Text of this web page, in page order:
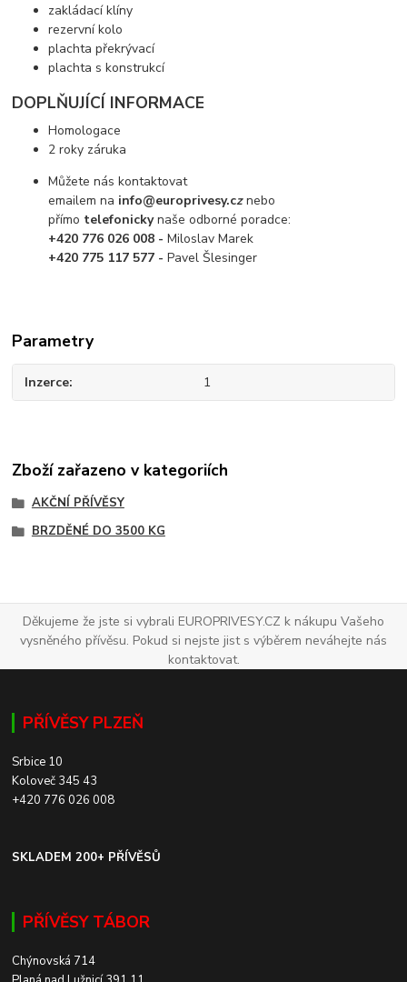
zakládací klíny
rezervní kolo
plachta překrývací
plachta s konstrukcí
DOPLŇUJÍCÍ INFORMACE
Homologace
2 roky záruka
Můžete nás kontaktovat
emailem na info@europrivesy.cznebo
přímo telefonickynaše odborné poradce:
+420 776 026 008 -Miloslav Marek
+420 775 117 577 -Pavel Šlesinger
Parametry
Inzerce 1
Zboží zařazeno v kategoriích
AKČNÍ PŘÍVĚSY
BRZDĚNÉ DO 3500 KG
Děkujeme že jste si vybrali EUROPRIVESY.CZ k nákupu Vašeho
vysněného přívěsu. Pokud si nejste jist s výběrem neváhejte nás
kontaktovat.
PŘÍVĚSY PLZEŇ
Srbice 10
Koloveč 345 43
+420 776 026 008
SKLADEM 200+ PŘÍVĚSŮ
PŘÍVĚSY TÁBOR
Chýnovská 714